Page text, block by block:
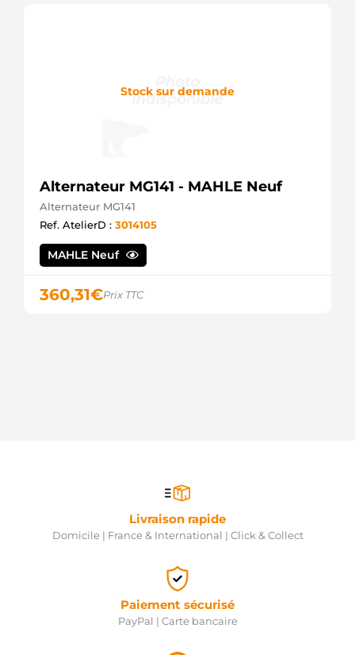
Stock sur demande
Alternateur MG141 - MAHLE Neuf
Alternateur MG141
Ref. AtelierD : 3014105
MAHLE Neuf
360,31€Prix TTC
Livraison rapide
Domicile | France & International | Click & Collect
Paiement sécurisé
PayPal | Carte bancaire